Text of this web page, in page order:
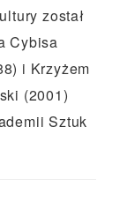
został
Cybisa
i Krzyżem
(2001)
Sztuk